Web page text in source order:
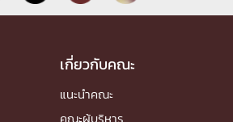
เกี่ยวกับคณะ
แนะนำคณะ
คณะผู้บริหาร